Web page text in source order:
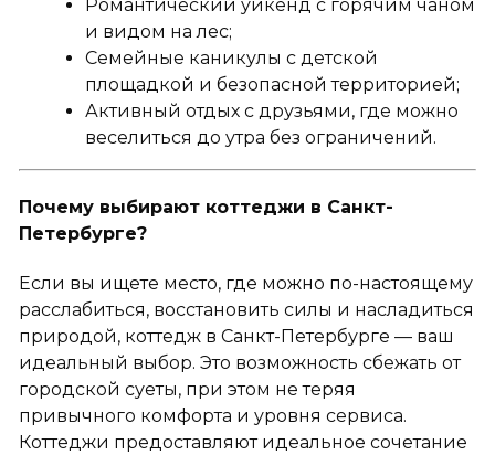
Романтический уикенд с горячим чаном
и видом на лес;
Семейные каникулы с детской
площадкой и безопасной территорией;
Активный отдых с друзьями, где можно
веселиться до утра без ограничений.
Почему выбирают коттеджи в Санкт-
Петербурге?
Если вы ищете место, где можно по-настоящему
расслабиться, восстановить силы и насладиться
природой, коттедж в Санкт-Петербурге — ваш
идеальный выбор. Это возможность сбежать от
городской суеты, при этом не теряя
привычного комфорта и уровня сервиса.
Коттеджи предоставляют идеальное сочетание